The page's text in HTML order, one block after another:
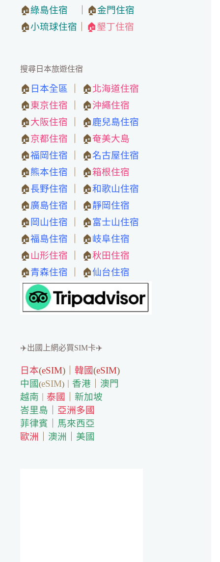
🏠綠島住宿 ｜🏠金門住宿
🏠小琉球住宿 🏠墾丁住宿
搜尋日本旅遊住宿
🏠 日本全區 ｜ 🏠北海道住宿
🏠東京住宿 ｜ 🏠沖繩住宿
🏠大阪住宿 ｜ 🏠鹿兒島住宿
🏠京都住宿 ｜ 🏠奄美大島
🏠福岡住宿 ｜ 🏠名古屋住宿
🏠熊本住宿 ｜ 🏠箱根住宿
🏠長野住宿 ｜ 🏠和歌山住宿
🏠廣島住宿 ｜ 🏠靜岡住宿
🏠 岡山住宿 ｜ 🏠富士山住宿
🏠福島住宿 ｜ 🏠岐阜住宿
🏠 山形住宿 ｜ 🏠秋田住宿
🏠青森住宿 ｜ 🏠仙台住宿
✈️出國上網必買SIM卡✈️
日本(eSIM)｜ 韓國(eSIM)
中國(eSIM)｜ 香港
澳門
越南
泰國
新加坡
峇里島
亞洲多國
菲律賓
馬來西亞
歐洲
澳洲 美國